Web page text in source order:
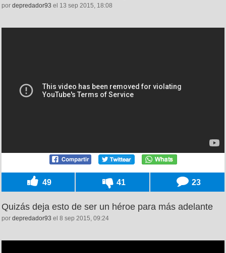
por depredador93 el 13 sep 2015, 18:08
49 41 23
Quizás deja esto de ser un héroe para más adelante
por depredador93 el 8 sep 2015, 09:24